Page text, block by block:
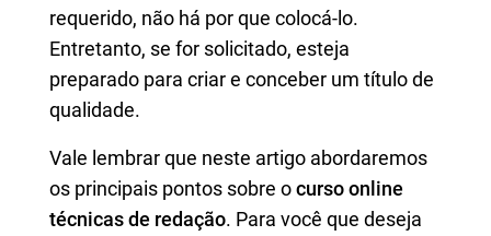
requerido, não há por que colocá-lo.
Entretanto, se for solicitado, esteja
preparado para criar e conceber um título de
qualidade.
Vale lembrar que neste artigo abordaremos
os principais pontos sobre ocurso online
técnicas de redação. Para você que deseja